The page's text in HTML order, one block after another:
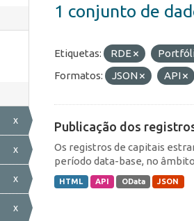
x
x
x
x
1 conjunto de
Etiquetas: RDE
Formatos:
JSON API
Publicação dos
Os registros de capitais
período data-base, no
HTML API OData JSON